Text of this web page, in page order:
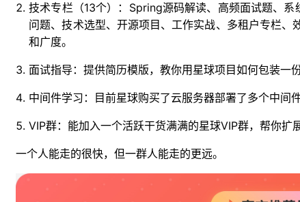
技术专栏（13个）：Spring源码解读、高频面试题、
问题、技术选型、开源项目、工作实战、多租户专栏
和广度。
面试指导：提供简历模版，教你用星球项目如何包装一
中间件学习：目前星球购买了云服务器部署了多个中间
VIP群：能加入一个活跃干货满满的星球VIP群，帮你扩
一个人能走的很快，但一群人能走的更远。